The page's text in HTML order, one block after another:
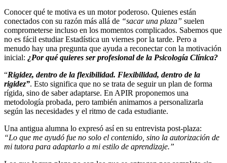
Conocer qué te motiva es un motor poderoso. Quienes están
conectados con su razón más allá de “sacar una plaza” suelen
comprometerse incluso en los momentos complicados. Sabemos que
no es fácil estudiar Estadística un viernes por la tarde. Pero a
menudo hay una pregunta que ayuda a reconectar con la motivación
inicial: ¿Por qué quieres ser profesional de la Psicología Clínica?
“Rigidez, dentro de la flexibilidad. Flexibilidad, dentro de la
rigidez”. Esto significa que no se trata de seguir un plan de forma
rígida, sino de saber adaptarse. En APIR proponemos una
metodología probada, pero también animamos a personalizarla
según las necesidades y el ritmo de cada estudiante.
Una antigua alumna lo expresó así en su entrevista post-plaza:
“Lo que me ayudó fue no solo el contenido, sino la autorización de
mi tutora para adaptarlo a mi estilo de aprendizaje.”